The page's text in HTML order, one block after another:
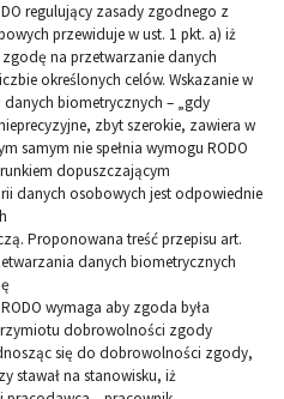
regulujący zasady zgodnego z
przewiduje w ust. 1 pkt. a) iż
na przetwarzanie danych
określonych celów. Wskazanie w
biometrycznych – „gdy
zbyt szerokie, zawiera w
samym nie spełnia wymogu RODO
dopuszczającym
danych osobowych jest odpowiednie
Proponowana treść przepisu art.
danych biometrycznych
wymaga aby zgoda była
dobrowolności zgody
się do dobrowolności zgody,
stawał na stanowisku, iż